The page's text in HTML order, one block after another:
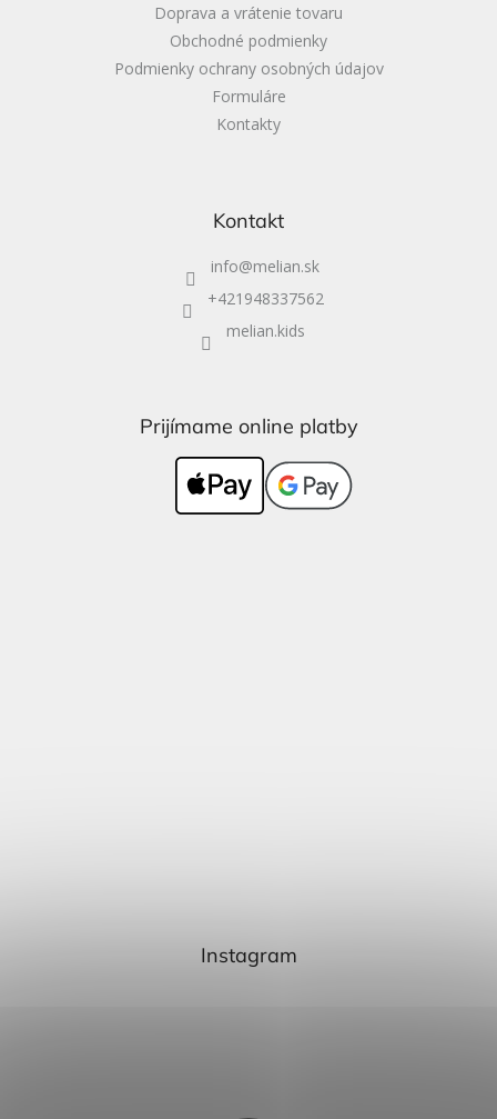
Doprava a vrátenie tovaru
Obchodné podmienky
Podmienky ochrany osobných údajov
Formuláre
Kontakty
Kontakt
info@melian.sk
+421948337562
melian.kids
Prijímame online platby
Instagram